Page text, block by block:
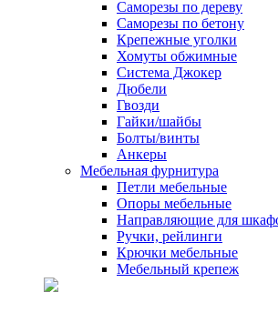
Саморезы по дереву
Саморезы по бетону
Крепежные уголки
Хомуты обжимные
Система Джокер
Дюбели
Гвозди
Гайки/шайбы
Болты/винты
Анкеры
Мебельная фурнитура
Петли мебельные
Опоры мебельные
Направляющие для
Ручки, рейлинги
Крючки мебельные
Мебельный крепеж